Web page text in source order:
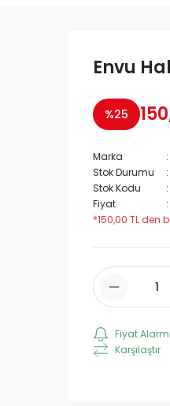
Envu
%25
Marka
Stok Durumu
Stok Kodu
Fiyat
*150,00 TL den
Fiyat Alarmı
Karşılaştır